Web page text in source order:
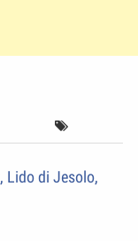
Lido di Jesolo,